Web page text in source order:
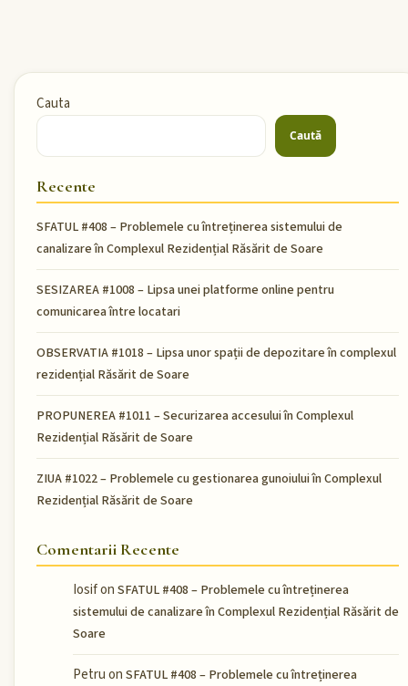
Cauta
Caută
Recente
SFATUL #408 – Problemele cu întreținerea sistemului de
canalizare în Complexul Rezidențial Răsărit de Soare
SESIZAREA #1008 – Lipsa unei platforme online pentru
comunicarea între locatari
OBSERVATIA #1018 – Lipsa unor spații de depozitare în complexul
rezidențial Răsărit de Soare
PROPUNEREA #1011 – Securizarea accesului în Complexul
Rezidențial Răsărit de Soare
ZIUA #1022 – Problemele cu gestionarea gunoiului în Complexul
Rezidențial Răsărit de Soare
Comentarii Recente
Iosifon SFATUL #408 – Problemele cu întreținerea
sistemului de canalizare în Complexul Rezidențial Răsărit de
Soare
Petruon SFATUL #408 – Problemele cu întreținerea